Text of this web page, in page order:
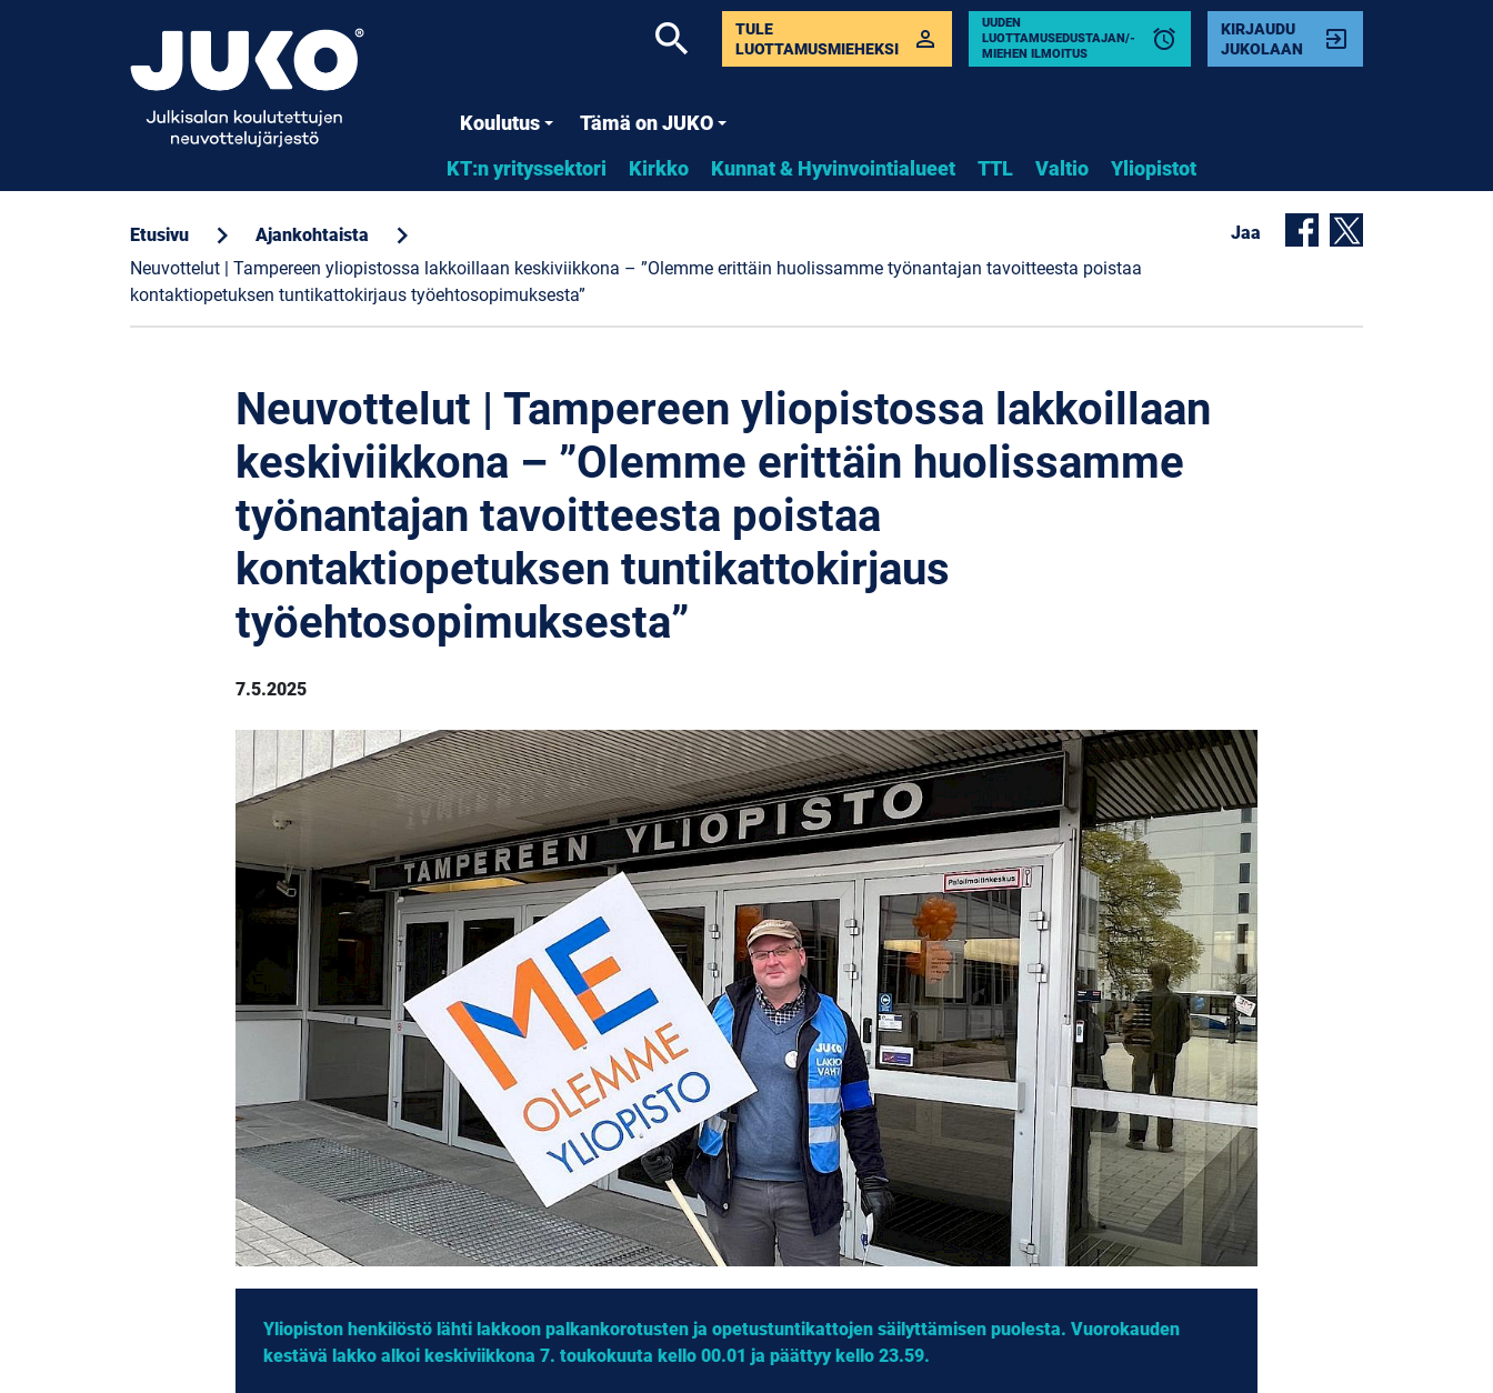
Koulutus
Tämä on JUKO
KT:n yrityssektori
Kirkko Kunnat & Hyvinvointialueet TTL Valtio Yliopistot
TULE
LUOTTAMUSMIEHEKSI
perm_identity
UUDEN
LUOTTAMUSEDUSTAJAN/-
MIEHEN ILMOITUS
alarm
KIRJAUDU
JUKOLAAN
exit_to_app
search
Etusivu chevron_right Ajankohtaista chevron_right
Neuvottelut | Tampereen yliopistossa lakkoillaan keskiviikkona – ”Olemme erittäin huolissamme työnantajan tavoitteesta poistaa
kontaktiopetuksen tuntikattokirjaus työehtosopimuksesta”
Jaa
Neuvottelut | Tampereen yliopistossa lakkoillaan
keskiviikkona – ”Olemme erittäin huolissamme
työnantajan tavoitteesta poistaa
kontaktiopetuksen tuntikattokirjaus
työehtosopimuksesta”
7.5.2025
Yliopiston henkilöstö lähti lakkoon palkankorotusten ja opetustuntikattojen säilyttämisen puolesta. Vuorokauden
kestävä lakko alkoi keskiviikkona 7. toukokuuta kello 00.01 ja päättyy kello 23.59.